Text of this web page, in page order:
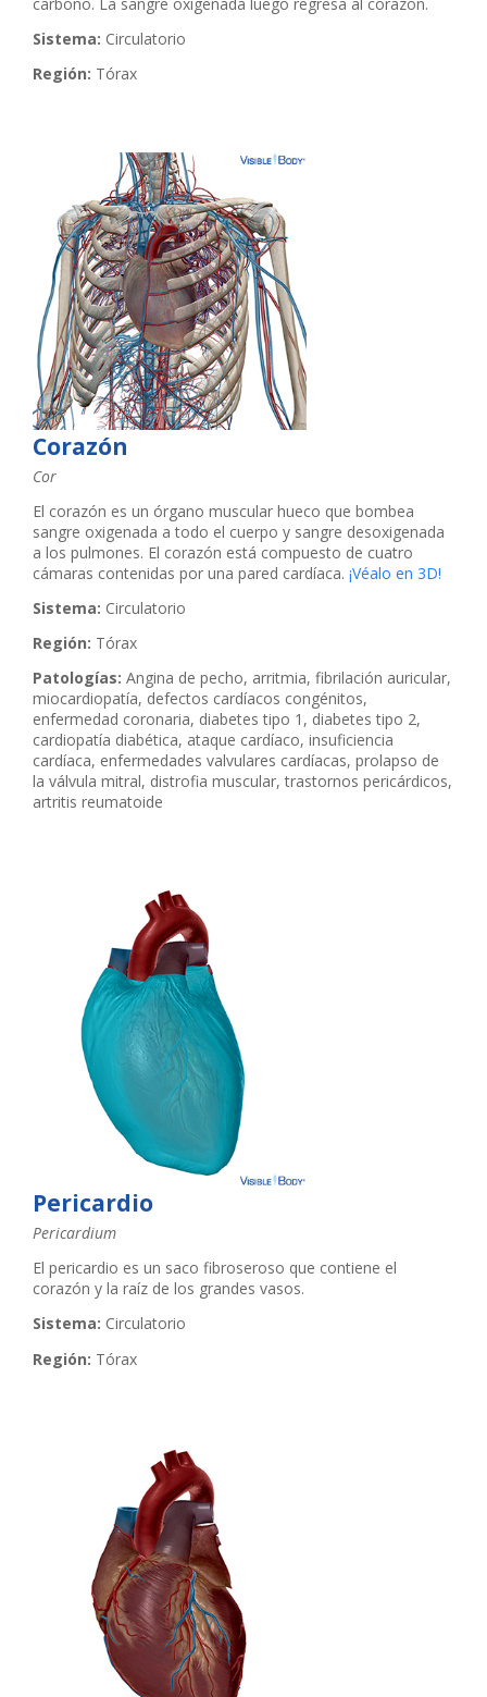
Sistema: Circulatorio
Región: Tórax
Corazón
Cor
El corazón es un órgano muscular hueco que bombea
sangre oxigenada a todo el cuerpo y sangre desoxigenada
a los pulmones. El corazón está compuesto de cuatro
cámaras contenidas por una pared cardíaca. ¡Véalo en 3D!
Sistema: Circulatorio
Región: Tórax
Patologías: Angina de pecho, arritmia, fibrilación auricular,
miocardiopatía, defectos cardíacos congénitos,
enfermedad coronaria, diabetes tipo 1, diabetes tipo 2,
cardiopatía diabética, ataque cardíaco, insuficiencia
cardíaca, enfermedades valvulares cardíacas, prolapso de
la válvula mitral, distrofia muscular, trastornos pericárdicos,
artritis reumatoide
Pericardio
Pericardium
El pericardio es un saco fibroseroso que contiene el
corazón y la raíz de los grandes vasos.
Sistema: Circulatorio
Región: Tórax